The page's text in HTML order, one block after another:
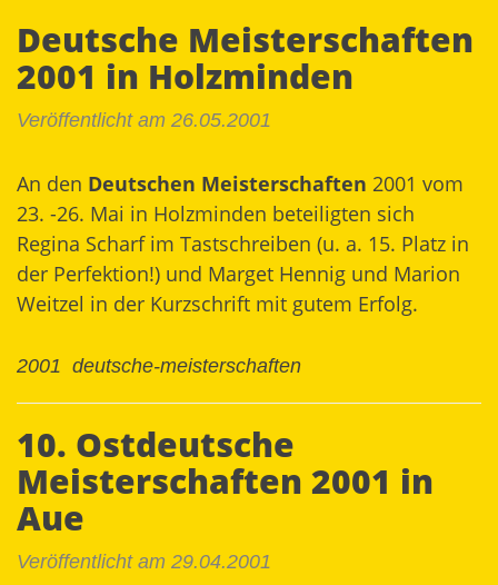
Deutsche Meisterschaften
2001 in Holzminden
Veröffentlicht am 26.05.2001
An den Deutschen Meisterschaften 2001 vom
23. -26. Mai in Holzminden beteiligten sich
Regina Scharf im Tastschreiben (u. a. 15. Platz in
der Perfektion!) und Marget Hennig und Marion
Weitzel in der Kurzschrift mit gutem Erfolg.
2001 deutsche-meisterschaften
10. Ostdeutsche
Meisterschaften 2001 in
Aue
Veröffentlicht am 29.04.2001